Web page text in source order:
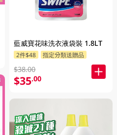
藍威寶花味洗衣液袋裝 1.8LT
2件$48 指定分類送贈品
$38.00
$35.00